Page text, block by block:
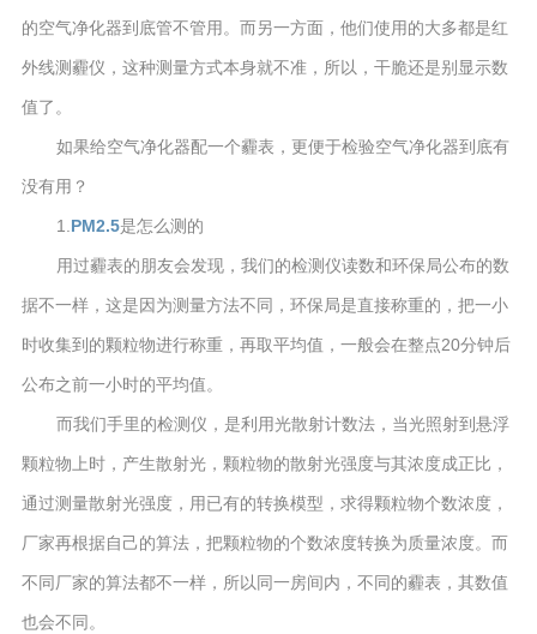
的空气净化器到底管不管用。而另一方面，他们使用的大多都是红
外线测霾仪，这种测量方式本身就不准，所以，干脆还是别显示数
值了。
如果给空气净化器配一个霾表，更便于检验空气净化器到底有
没有用？
1. PM2.5是怎么测的
用过霾表的朋友会发现，我们的检测仪读数和环保局公布的数
据不一样，这是因为测量方法不同，环保局是直接称重的，把一小
时收集到的颗粒物进行称重，再取平均值，一般会在整点20分钟后
公布之前一小时的平均值。
而我们手里的检测仪，是利用光散射计数法，当光照射到悬浮
颗粒物上时，产生散射光，颗粒物的散射光强度与其浓度成正比，
通过测量散射光强度，用已有的转换模型，求得颗粒物个数浓度，
厂家再根据自己的算法，把颗粒物的个数浓度转换为质量浓度。而
不同厂家的算法都不一样，所以同一房间内，不同的霾表，其数值
也会不同。